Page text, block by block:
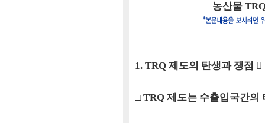
농산물
1. TRQ 제도의 탄생과 쟁점 
□ TRQ 제도는 수출입국간의